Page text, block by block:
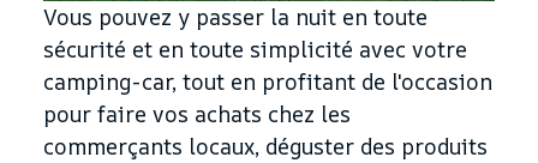
Vous pouvez y passer la nuit en toute
sécurité et en toute simplicité avec votre
camping-car, tout en profitant de l'occasion
pour faire vos achats chez les
commerçants locaux, déguster des produits